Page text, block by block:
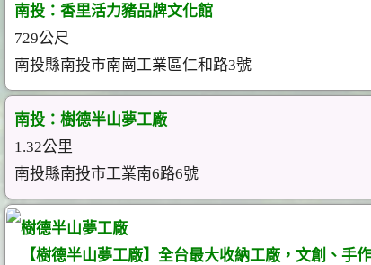
南投：香里活力豬品牌文化館
729公尺
南投縣南投市南崗工業區仁和路3號
南投：樹德半山夢工廠
1.32公里
南投縣南投市工業南6路6號
樹德半山夢工廠
【樹德半山夢工廠】全台最大收納工廠，文創、